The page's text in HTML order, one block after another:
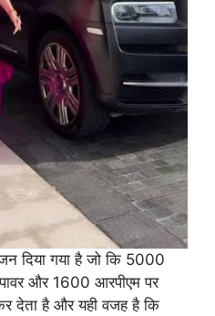
दिया गया है जो कि 5000
और 1600 आरपीएम पर
देता है और यही वजह है कि